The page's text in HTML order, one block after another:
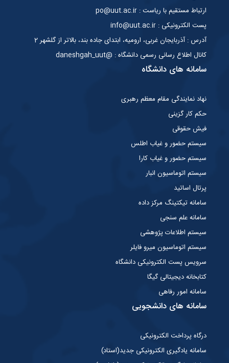
ارتباط مستقیم با ریاست : po@uut.ac.ir
پست الکترونیکی : info@uut.ac.ir
آدرس : آذربایجان غربی، ارومیه، ابتدای جاده بند، بالاتر از گلشهر 2
کانال اطلاع رسانی رسمی دانشگاه : @daneshgah_uut
سامانه های دانشگاه
نهاد نمایندگی مقام معظم رهبری
حکم کار گزینی
فیش حقوقی
سیستم حضور و غیاب اطلس
سیستم حضور و غیاب کارا
سیستم اتوماسیون انبار
پرتال اساتید
سامانه تیکتینگ مرکز داده
سامانه علم سنجی
سیستم اطلاعات پژوهشی
سیستم اتوماسیون میرو فایلر
سرویس پست الکترونیکی دانشگاه
کتابخانه دیجیتالی گیگا
سامانه امور رفاهی
سامانه های دانشجویی
درگاه پرداخت الکترونیکی
سامانه یادگیری الکترونیکی جدید(استاد)